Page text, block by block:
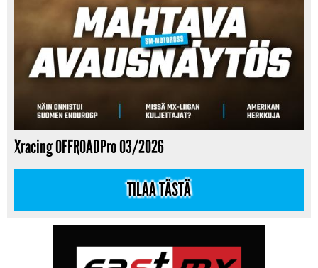
Xracing OFFROADPro 03/2026
TILAA TÄSTÄ